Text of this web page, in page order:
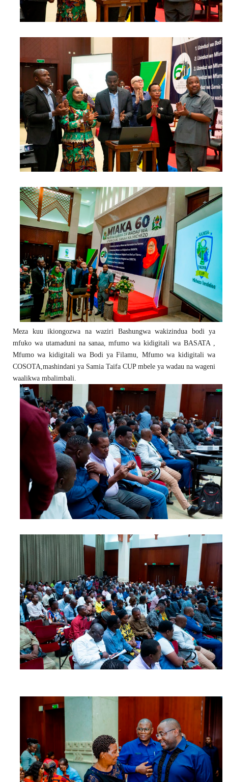
Meza kuu ikiongozwa na waziri Bashungwa wakizindua bodi ya
mfuko wa utamaduni na sanaa, mfumo wa kidigitali wa BASATA ,
Mfumo wa kidigitali wa Bodi ya Filamu, Mfumo wa kidigitali wa
COSOTA,mashindani ya Samia Taifa CUP mbele ya wadau na wageni
waalikwa mbalimbali.